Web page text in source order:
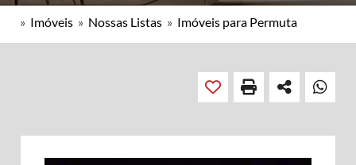
» Imóveis » Nossas Listas » Imóveis para Permuta